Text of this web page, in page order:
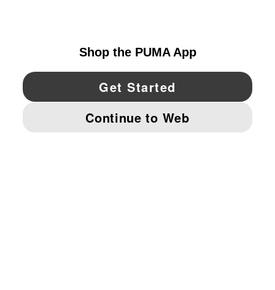
YouTube Twitter Pinterest
IMPRINT AND LEGAL DATA